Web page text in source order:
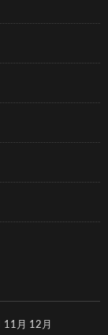
11月 12月